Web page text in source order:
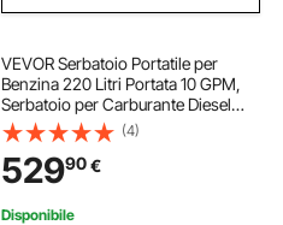
VEVOR Serbatoio Portatile per
Benzina 220 Litri Portata 10 GPM,
Serbatoio per Carburante Diesel
con Pompa di Trasferimento
Elettrica 102W, Tubo Flessibile,
Trasporto del Carburante, Rosso
(4)
52990€
Disponibile